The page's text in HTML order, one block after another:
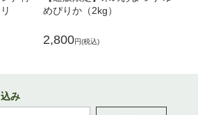
めぴりか（2kg）
2,800円(税込)
み